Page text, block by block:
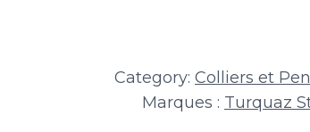
Category: Colliers et
Marques : Turquaz